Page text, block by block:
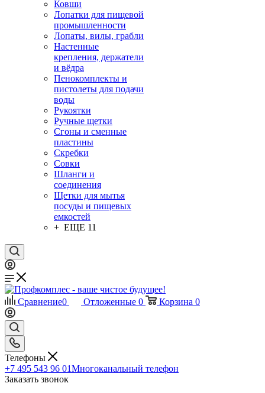
Ковши
Лопатки для пищевой
промышленности
Лопаты, вилы, грабли
Настенные
крепления, держатели
и вёдра
Пенокомплекты и
пистолеты для подачи
воды
Рукоятки
Ручные щетки
Сгоны и сменные
пластины
Скребки
Совки
Шланги и
соединения
Щетки для мытья
посуды и пищевых
емкостей
+ ЕЩЕ 11
Сравнение0 Отложенные 0 Корзина 0
Телефоны
+7 495 543 96 01Многоканальный телефон
Заказать звонок